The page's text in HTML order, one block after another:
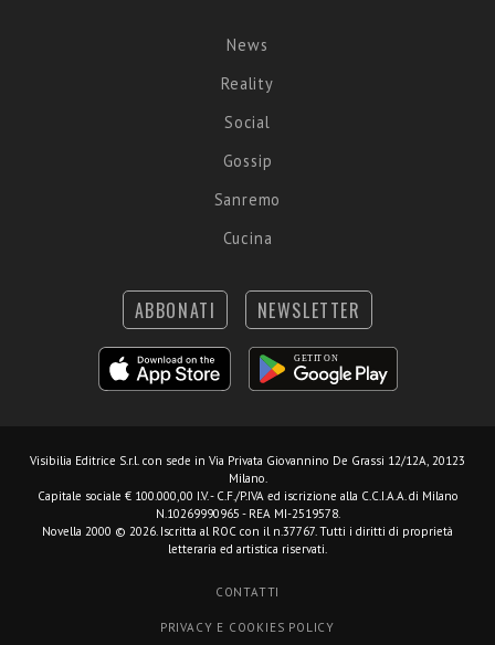
News
Reality
Social
Gossip
Sanremo
Cucina
ABBONATI NEWSLETTER
Visibilia Editrice S.r.l. con sede in Via Privata Giovannino De Grassi 12/12A, 20123
Milano.
Capitale sociale € 100.000,00 I.V. - C.F./P.IVA ed iscrizione alla C.C.I.A.A. di Milano
N.10269990965 - REA MI-2519578.
Novella 2000 © 2026. Iscritta al ROC con il n.37767. Tutti i diritti di proprietà
letteraria ed artistica riservati.
CONTATTI
PRIVACY E COOKIES POLICY